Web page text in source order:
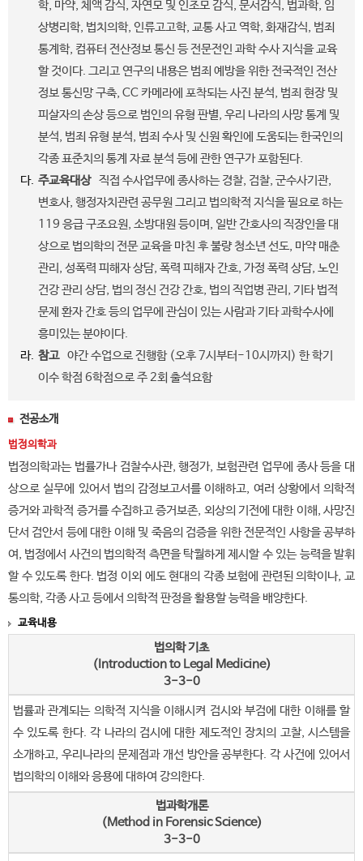
학, 마약, 체액 감식, 자연모 및 인조모 감식, 문서감식, 법과학, 임
상병리학, 법치의학, 인류고고학, 교통 사고 역학, 화재감식, 범죄
통계학, 컴퓨터 전산정보 통신 등 전문전인 과학 수사 지식을 교육
할 것이다. 그리고 연구의 내용은 범죄 예방을 위한 전국적인 전산
정보 통신망 구축, CC 카메라에 포착되는 사진 분석, 범죄 현장 및
피살자의 손상 등으로 범인의 유형 판별, 우리 나라의 사망 통계 및
분석, 범죄 유형 분석, 범죄 수사 및 신원 확인에 도움되는 한국인의
각종 표준치의 통계 자료 분석 등에 관한 연구가 포함된다.
다. 주교육대상 직접 수사업무에 종사하는 경찰, 검찰, 군수사기관,
변호사, 행정자치관련 공무원 그리고 법의학적 지식을 필요로 하는
119 응급 구조요원, 소방대원 등이며, 일반 간호사의 직장인을 대
상으로 법의학의 전문 교육을 마친 후 불량 청소년 선도, 마약 매춘
관리, 성폭력 피해자 상담, 폭력 피해자 간호, 가정 폭력 상담, 노인
건강 관리 상담, 법의 정신 건강 간호, 법의 직업병 관리, 기타 법적
문제 환자 간호 등의 업무에 관심이 있는 사람과 기타 과학수사에
흥미있는 분야이다.
라. 참고 야간 수업으로 진행함 (오후 7시부터-10시까지) 한 학기
이수 학점 6학점으로 주 2회 출석요함
전공소개
법정의학과
법정의학과는 법률가나 검찰수사관, 행정가, 보험관련 업무에 종사 등을 대
상으로 실무에 있어서 법의 감정보고서를 이해하고, 여러 상황에서 의학적
증거와 과학적 증거를 수집하고 증거보존, 외상의 기전에 대한 이해, 사망진
단서 검안서 등에 대한 이해 및 죽음의 검증을 위한 전문적인 사항을 공부하
여, 법정에서 사건의 법의학적 측면을 탁월하게 제시할 수 있는 능력을 발휘
할 수 있도록 한다. 법정 이외 에도 현대의 각종 보험에 관련된 의학이나, 교
통의학, 각종 사고 등에서 의학적 판정을 활용할 능력을 배양한다.
교육내용
법의학 기초
(Introduction to Legal Medicine)
3-3-0
법률과 관계되는 의학적 지식을 이해시켜 검시와 부검에 대한 이해를 할
수 있도록 한다. 각 나라의 검시에 대한 제도적인 장치의 고찰, 시스템을
소개하고, 우리나라의 문제점과 개선 방안을 공부한다. 각 사건에 있어서
법의학의 이해와 응용에 대하여 강의한다.
법과학개론
(Method in Forensic Science)
3-3-0